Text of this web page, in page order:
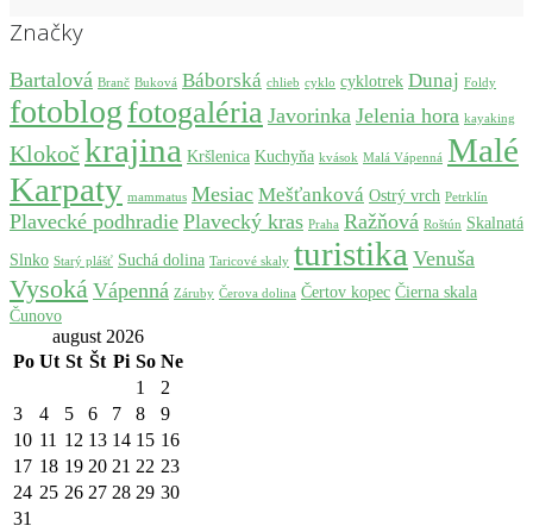
Značky
Bartalová Branč Buková Báborská chlieb cyklo cyklotrek Dunaj Foldy
fotoblog fotogaléria Javorinka Jelenia hora kayaking
Klokoč krajina Kršlenica Kuchyňa kvások Malá Vápenná Malé
Karpaty mammatus Mesiac Mešťanková Ostrý vrch Petrklín
Plavecké podhradie Plavecký kras Praha Ražňová Roštún Skalnatá
Slnko Starý plášť Suchá dolina Taricové skaly turistika Venuša
Vysoká Vápenná Záruby Čerova dolina Čertov kopec Čierna skala
Čunovo
august 2026
Po Ut St Št Pi So Ne
1
2
3
4 5 6 7 8
9
10 11 12 13 14 15 16
17 18 19 20 21 22 23
24 25 26 27 28 29 30
31